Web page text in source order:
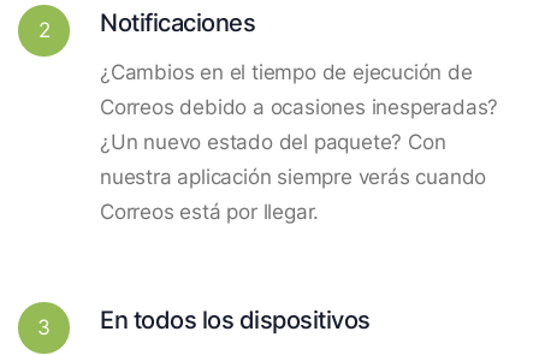
2 Notificaciones
¿Cambios en el tiempo de ejecución de
Correos debido a ocasiones inesperadas?
¿Un nuevo estado del paquete? Con
nuestra aplicación siempre verás cuando
Correos está por llegar.
3 En todos los dispositivos